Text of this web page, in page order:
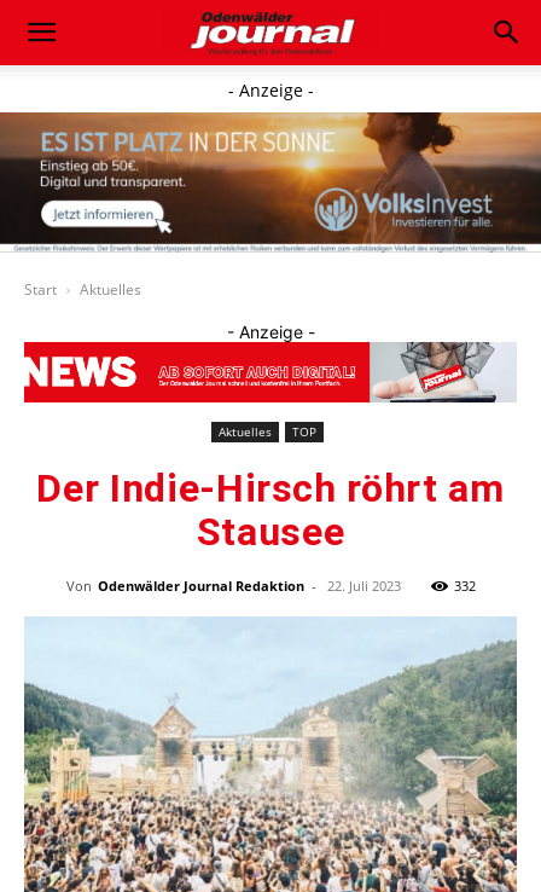
- Anzeige -
Start Aktuelles
- Anzeige -
Aktuelles TOP
Der Indie-Hirsch röhrt am
Stausee
Von Odenwälder Journal Redaktion - 22. Juli 2023 332